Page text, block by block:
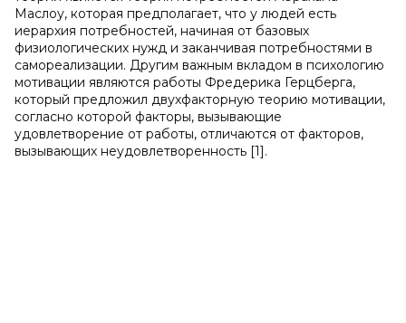
Маслоу, которая предполагает, что у людей есть
иерархия потребностей, начиная от базовых
физиологических нужд и заканчивая потребностями в
самореализации. Другим важным вкладом в психологию
мотивации являются работы Фредерика Герцберга,
который предложил двухфакторную теорию мотивации,
согласно которой факторы, вызывающие
удовлетворение от работы, отличаются от факторов,
вызывающих неудовлетворенность [1].